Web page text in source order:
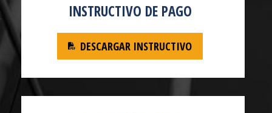
INSTRUCTIVO DE PAGO
DESCARGAR INSTRUCTIVO